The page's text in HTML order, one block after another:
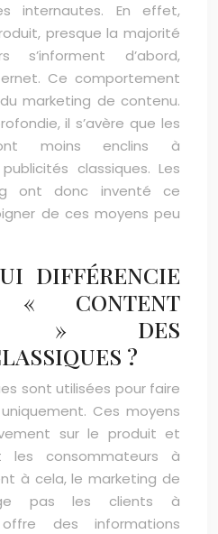
internautes. En effet,
presque la majorité
s’informent d’abord,
Ce comportement
marketing de contenu.
il s’avère que les
moins enclins à
classiques. Les
ont donc inventé ce
de ces moyens peu
DIFFÉRENCIE
CONTENT
» DES
?
sont utilisées pour faire
Ces moyens
sur le produit et
les consommateurs à
à cela, le marketing de
pas les clients à
des informations